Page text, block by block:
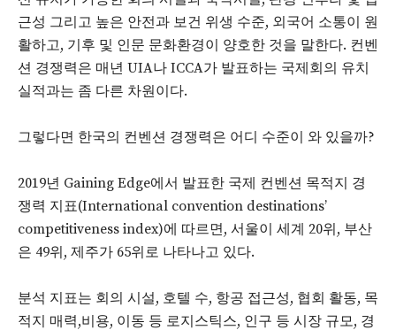
근성 그리고 높은 안전과 보건 위생 수준, 외국어 소통이 원
활하고, 기후 및 인문 문화환경이 양호한 것을 말한다. 컨벤
션 경쟁력은 매년 UIA나 ICCA가 발표하는 국제회의 유치
실적과는 좀 다른 차원이다.
그렇다면 한국의 컨벤션 경쟁력은 어디 수준이 와 있을까?
2019년 Gaining Edge에서 발표한 국제 컨벤션 목적지 경
쟁력 지표(International convention destinations’
competitiveness index)에 따르면, 서울이 세계 20위, 부산
은 49위, 제주가 65위로 나타나고 있다.
분석 지표는 회의 시설, 호텔 수, 항공 접근성, 협회 활동, 목
적지 매력,비용, 이동 등 로지스틱스, 인구 등 시장 규모, 경